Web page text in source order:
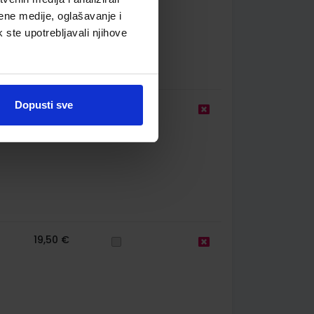
medije, oglašavanje i
ste upotrebljavali njihove
Dopusti sve
25,00 €
19,50 €